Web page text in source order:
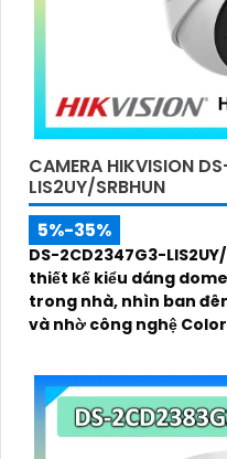
CAMERA HIKVISION
LIS2UY/SRBHUN
5%-35%
DS-2CD2347G3-
thiết kế kiểu dáng
trong nhà, nhìn ban
và nhờ công nghệ
micro kép